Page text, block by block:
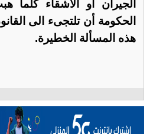
الجيران أو الأشقاء كلما
الحكومة أن تلتجىء الى
هذه المسألة الخطيرة.